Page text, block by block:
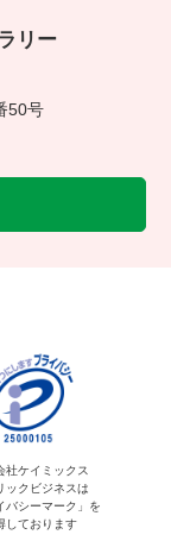
リー
50号
社ケイミックス
ックビジネスは
バシーマーク」を
しております